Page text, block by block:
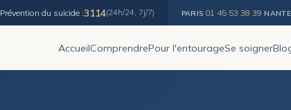
Prévention du suicide :3114(24h/24, 7j/7) PARIS 01 45 53 38 39·
AccueilComprendrePour l'entourageSe soigner